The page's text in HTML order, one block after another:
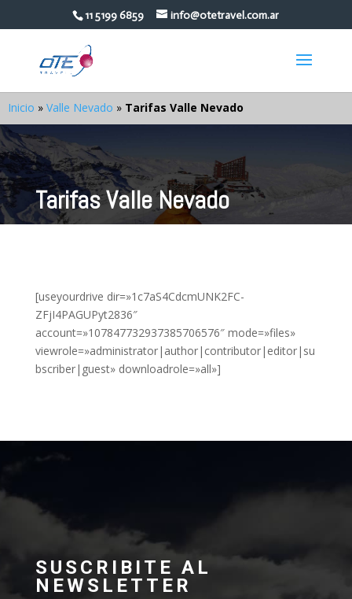
11 5199 6859 info@otetravel.com.ar
Inicio » Valle Nevado » Tarifas Valle Nevado
Tarifas Valle Nevado
[useyourdrive dir=»1c7aS4CdcmUNK2FC-
ZFjI4PAGUPyt2836″
account=»107847732937385706576″ mode=»files»
viewrole=»administrator|author|contributor|editor|su
bscriber|guest» downloadrole=»all»]
SUSCRIBITE AL
NEWSLETTER